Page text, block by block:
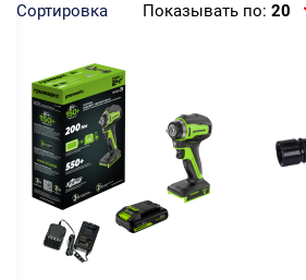
Сортировка Показывать по: 20